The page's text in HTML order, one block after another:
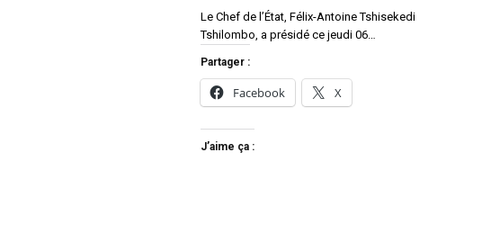
Le Chef de l’État, Félix-Antoine Tshisekedi
Tshilombo, a présidé ce jeudi 06…
Partager :
Facebook X
J’aime ça :